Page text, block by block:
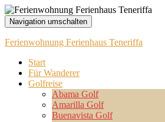
Navigation umschalten
Ferienwohnung Ferienhaus Teneriffa
Start
Für Wanderer
Golfreise
Abama Golf
Amarilla Golf
Buenavista Golf